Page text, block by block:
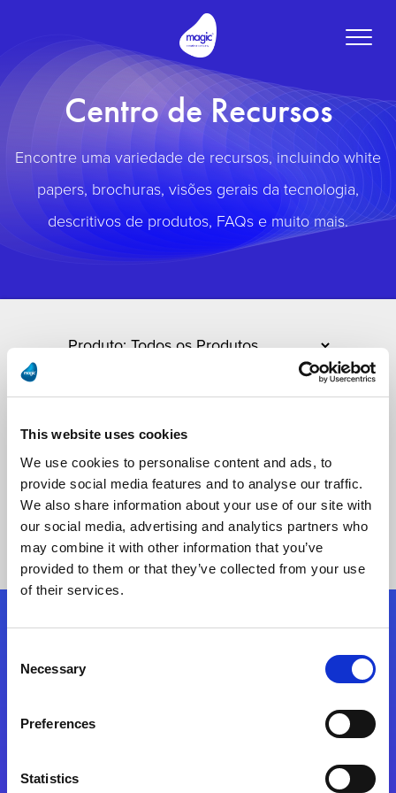
This website uses cookies
We use cookies to personalise content and ads, to
provide social media features and to analyse our traffic.
We also share information about your use of our site with
our social media, advertising and analytics partners who
may combine it with other information that you’ve
provided to them or that they’ve collected from your use
of their services.
Selection
Necessary
Preferences
Statistics
Toggle
Centro de Recursos
Encontre uma variedade de recursos, incluindo white
papers, brochuras, visões gerais da tecnologia,
descritivos de produtos, FAQs e muito mais.
Nenhum Resultado
Encontrado